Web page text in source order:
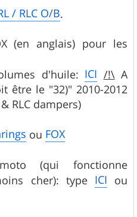
/ RLC O/B.
(en anglais) pour les
d'huile: ICI /!\A
être le "32)" 2010-2012
RLC dampers)
ou FOX
(qui fonctionne
cher): type ICI ou